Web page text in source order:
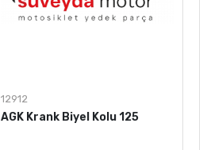
12912
AGK Krank Biyel Kolu 125